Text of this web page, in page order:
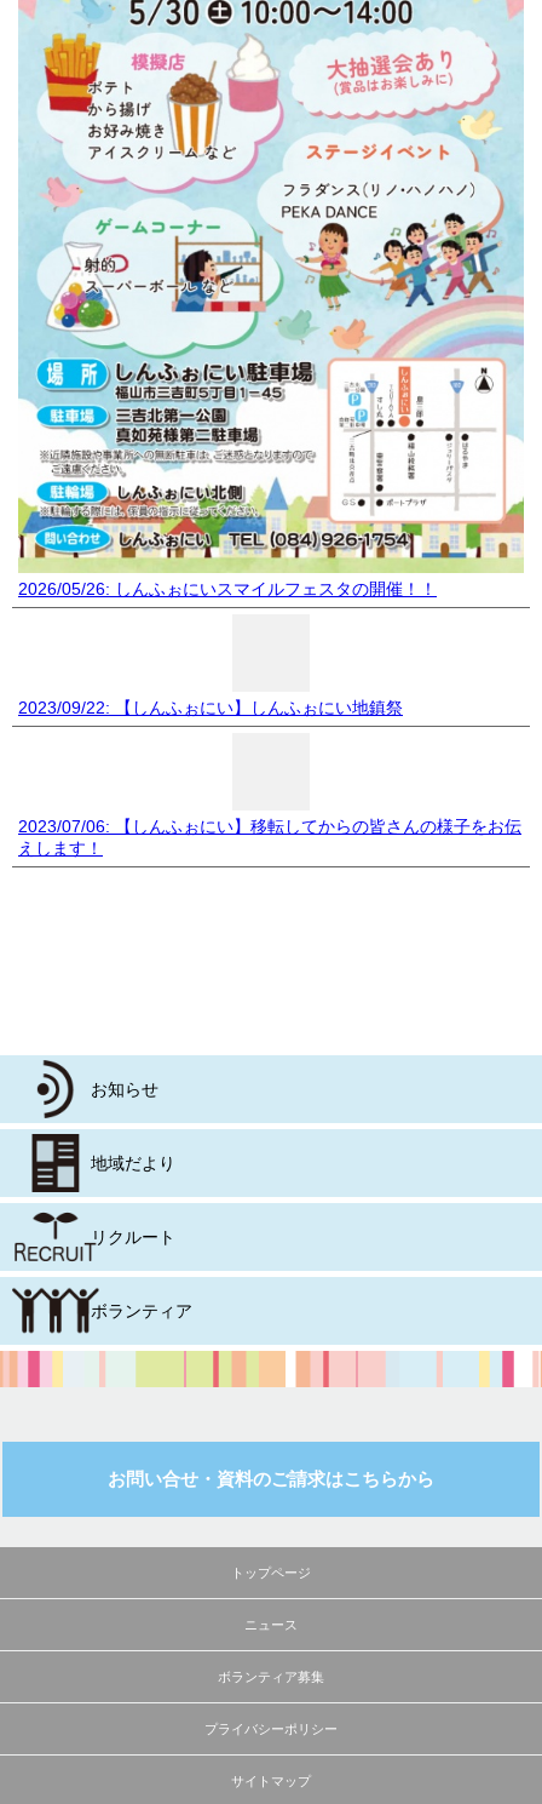
2026/05/26: しんふぉにいスマイルフェスタの開催！！
2023/09/22: 【しんふぉにい】しんふぉにい地鎮祭
2023/07/06: 【しんふぉにい】移転してからの皆さんの様子をお伝
えします！
お知らせ
地域だより
リクルート
ボランティア
お問い合せ・資料のご請求はこちらから
トップページ
ニュース
ボランティア募集
プライバシーポリシー
サイトマップ